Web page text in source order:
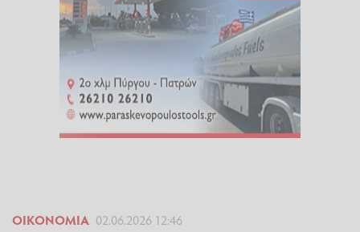
ΟΙΚΟΝΟΜΊΑ 02.06.2026 12:46